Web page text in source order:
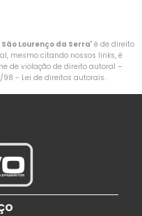
Lourenço da Serra" é de direito
mesmo citando nossos links, é
de violação de direito autoral –
98 - Lei de direitos autorais.